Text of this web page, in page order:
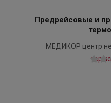
Предрейсовые и
МЕДИКОР центр